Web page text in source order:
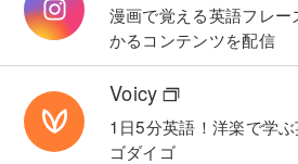
漫画で覚える英語フレー
かるコンテンツを配信
Voicy
1日5分英語！洋楽で学
ゴダイゴ